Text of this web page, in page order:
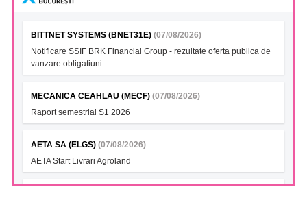
BITTNET SYSTEMS (BNET31E) (07/08/2026)
Notificare SSIF BRK Financial Group - rezultate oferta publica de
vanzare obligatiuni
MECANICA CEAHLAU (MECF) (07/08/2026)
Raport semestrial S1 2026
AETA SA (ELGS) (07/08/2026)
AETA Start Livrari Agroland